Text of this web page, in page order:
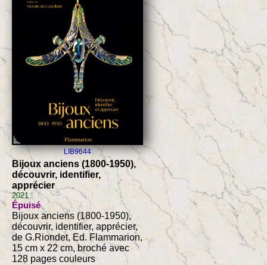
LIB9644
Bijoux anciens (1800-1950),
découvrir, identifier,
apprécier
2021
Épuisé
Bijoux anciens (1800-1950),
découvrir, identifier, apprécier,
de G.Riondet, Ed. Flammarion,
15 cm x 22 cm, broché avec
128 pages couleurs